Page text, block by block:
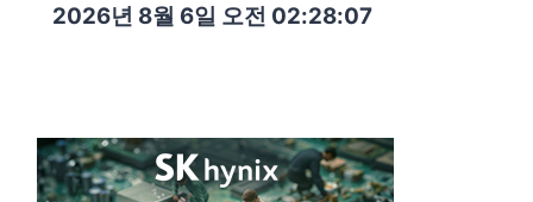
2026년 8월 6일 오전 02:28:08